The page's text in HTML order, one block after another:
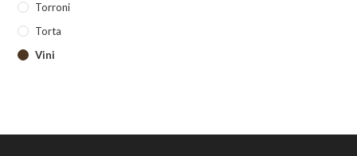
Torroni
Torta
Vini